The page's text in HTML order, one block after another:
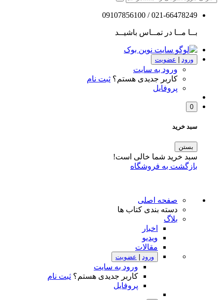
021-66478249 / 09107856100
بــا مــا در تمــاس باشیــد
ورود عضویت
ورود به سایت
کاربر جدیدی هستم؟ ثبت نام
پروفایل
0
سبد خرید
بستن
سبد خرید شما خالی است!
بازگشت به فروشگاه
صفحه اصلی
دسته بندی کتاب ها
بلاگ
اخبار
ویدیو
مقالات
ورود عضویت
ورود به سایت
کاربر جدیدی هستم؟ ثبت نام
پروفایل